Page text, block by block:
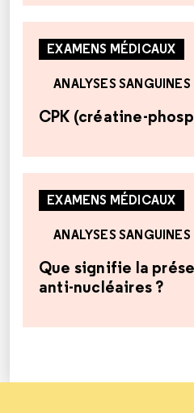
EXAMENS MÉDICAUX
ANALYSES SANGUINES
CPK (créatine-
EXAMENS MÉDICAUX
ANALYSES SANGUINES
Que signifie la
anti-nucléaires ?